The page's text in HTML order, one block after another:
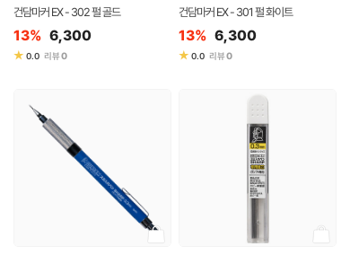
건담마커 EX - 302 펄 골드
13% 6,300
★ 0.0 리뷰0
건담마커 EX - 301 펄 화이트
13% 6,300
★ 0.0 리뷰0